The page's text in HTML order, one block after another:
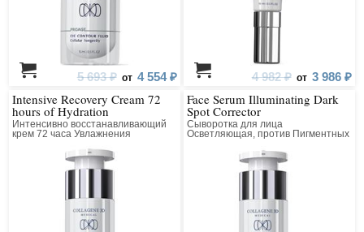
5 693 ₽ от 4 554 ₽ 4 982 ₽ от 3 986 ₽
Intensive Recovery Cream 72
hours of Hydration
Интенсивно восстанавливающий
крем 72 часа Увлажнения
Face Serum Illuminating Dark
Spot Corrector
Сыворотка для лица
Осветляющая, против Пигментных